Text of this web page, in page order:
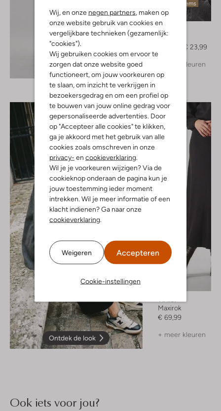
Wij, en onze negen partners, maken op
onze website gebruik van cookies en
vergelijkbare technieken (gezamenlijk:
"cookies").
Wij gebruiken cookies om ervoor te
zorgen dat onze website goed
functioneert, om jouw voorkeuren op
te slaan, om inzicht te verkrijgen in
bezoekersgedrag en om een profiel op
te bouwen van jouw online gedrag voor
gepersonaliseerde advertenties. Door
op "Accepteer alle cookies" te klikken,
ga je akkoord met het gebruik van alle
cookies zoals omschreven in onze
privacy- en cookieverklaring.
Wil je je voorkeuren wijzigen? Via de
cookieknop onderaan de pagina kun je
jouw toestemming ieder moment
intrekken. Wil je meer informatie of een
klacht indienen? Ga naar onze
cookieverklaring.
Weigeren Accepteren
Cookie-instellingen
Ontdek de look
Laatste items
-40%
Ydence
Top
€ 23,99
+ meer kleuren
Ontdek de look
Maxirok
€ 69,99
+ meer kleuren
Ook iets voor jou?